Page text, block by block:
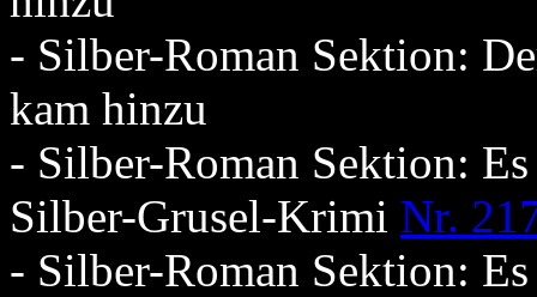
- Silber-Roman Sektion:
kam hinzu
- Silber-Roman Sektion:
Silber-Grusel-Krimi Nr.
- Silber-Roman Sektion: